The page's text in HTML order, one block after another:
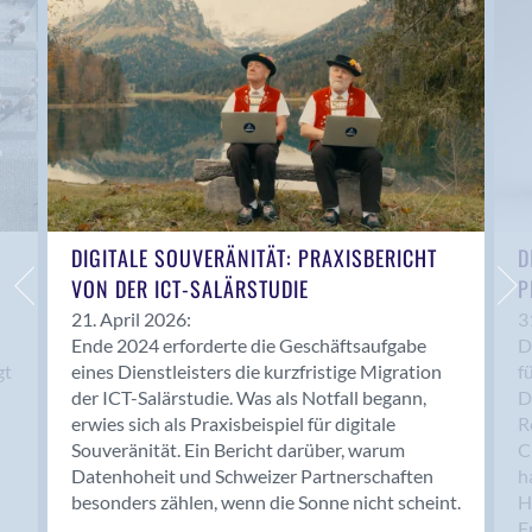
Anwil
Appenzell
Au SG
Baar
Baden
Balsthal
Balzers
Basel
Bassersdorf
Belp
Bendern
Benken (SG)
Bergdietikon
Berlin
Bern
Bern - Liebefeld
DIGITALE SOUVERÄNITÄT: PRAXISBERICHT
VON DER ICT-SALÄRSTUDIE
21. April 2026:
Ende 2024 erforderte die Geschäftsaufgabe
eines Dienstleisters die kurzfristige Migration
der ICT-Salärstudie. Was als Notfall begann,
erwies sich als Praxisbeispiel für digitale
Souveränität. Ein Bericht darüber, warum
Datenhoheit und Schweizer Partnerschaften
besonders zählen, wenn die Sonne nicht scheint.